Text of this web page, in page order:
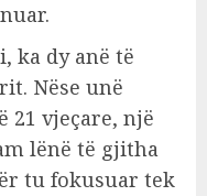
ka dy anë të
Nëse unë
21 vjeçare, një
lënë të gjitha
tu fokusuar tek